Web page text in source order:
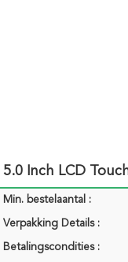
5.0 Inch LCD
Min. bestelaantal :
Verpakking Details :
Betalingscondities :